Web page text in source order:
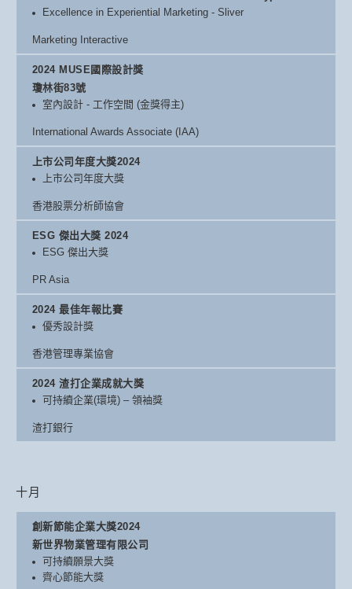
Excellence in Experiential Marketing - Sliver
Marketing Interactive
2024 MUSE國際設計獎
瓊林街83號
室內設計 - 工作空間 (金獎得主)
International Awards Associate (IAA)
上市公司年度大獎2024
上市公司年度大獎
香港股票分析師協會
ESG 傑出大獎 2024
ESG 傑出大獎
PR Asia
2024 最佳年報比賽
優秀設計獎
香港管理專業協會
2024 渣打企業成就大獎
可持續企業(環境) – 領袖獎
渣打銀行
十月
創新節能企業大獎2024
新世界物業管理有限公司
可持續願景大獎
齊心節能大獎